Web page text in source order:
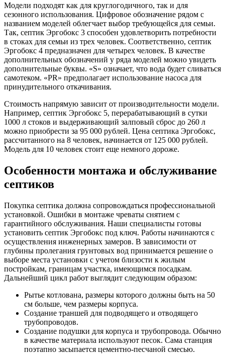
Модели подходят как для круглогодичного, так и для
сезонного использования. Цифровое обозначение рядом с
названием моделей облегчает выбор требующейся для семьи.
Так, септик Эргобокс 3 способен удовлетворить потребности
в стоках для семьи из трех человек. Соответственно, септик
Эргобокс 4 предназначен для четырех человек. В качестве
дополнительных обозначений у ряда моделей можно увидеть
дополнительные буквы. «S» означает, что вода будет сливаться
самотеком. «PR» предполагает использование насоса для
принудительного откачивания.
Стоимость напрямую зависит от производительности модели.
Например, септик Эргобокс 5, перерабатывающий в сутки
1000 л стоков и выдерживающий залповый сброс до 260 л
можно приобрести за 95 000 рублей. Цена септика Эргобокс,
рассчитанного на 8 человек, начинается от 125 000 рублей.
Модель для 10 человек стоит еще немного дороже.
Особенности монтажа и обслуживание
септиков
Покупка септика должна сопровождаться профессиональной
установкой. Ошибки в монтаже чреваты снятием с
гарантийного обслуживания. Наши специалисты готовы
установить септик Эргобокс под ключ. Работы начинаются с
осуществления инженерных замеров. В зависимости от
глубины пролегания грунтовых вод принимается решение о
выборе места установки с учетом близости к жилым
постройкам, границам участка, имеющимся посадкам.
Дальнейший цикл работ выглядит следующим образом:
Рытье котлована, размеры которого должны быть на 50
см больше, чем размеры корпуса.
Создание траншей для подводящего и отводящего
трубопроводов.
Создание подушки для корпуса и трубопровода. Обычно
в качестве материала используют песок. Сама станция
поэтапно засыпается цементно-песчаной смесью.